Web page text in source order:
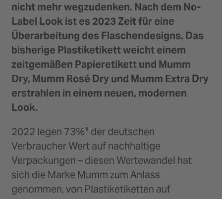
nicht mehr wegzudenken. Nach dem No-
Label Look ist es 2023 Zeit für eine
Überarbeitung des Flaschendesigns. Das
bisherige Plastiketikett weicht einem
zeitgemäßen Papieretikett und Mumm
Dry, Mumm Rosé Dry und Mumm Extra Dry
erstrahlen in einem neuen, modernen
Look.
2022 legen 73%¹ der deutschen
Verbraucher Wert auf nachhaltige
Verpackungen – diesen Wertewandel hat
sich die Marke Mumm zum Anlass
genommen, von Plastiketiketten auf